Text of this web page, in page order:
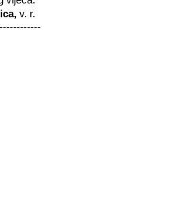
v. r.